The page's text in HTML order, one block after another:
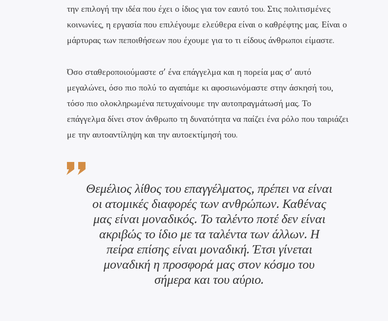
την επιλογή την ιδέα που έχει ο ίδιος για τον εαυτό του. Στις πολιτισμένες
κοινωνίες, η εργασία που επιλέγουμε ελεύθερα είναι ο καθρέφτης μας. Είναι ο
μάρτυρας των πεποιθήσεων που έχουμε για το τι είδους άνθρωποι είμαστε.
Όσο σταθεροποιούμαστε σ' ένα επάγγελμα και η πορεία μας σ' αυτό
μεγαλώνει, όσο πιο πολύ το αγαπάμε κι αφοσιωνόμαστε στην άσκησή του,
τόσο πιο ολοκληρωμένα πετυχαίνουμε την αυτοπραγμάτωσή μας. Το
επάγγελμα δίνει στον άνθρωπο τη δυνατότητα να παίζει ένα ρόλο που ταιριάζει
με την αυτοαντίληψη και την αυτοεκτίμησή του.
Θεμέλιος λίθος του επαγγέλματος, πρέπει να είναι
οι ατομικές διαφορές των ανθρώπων. Καθένας
μας είναι μοναδικός. Το ταλέντο ποτέ δεν είναι
ακριβώς το ίδιο με τα ταλέντα των άλλων. Η
πείρα επίσης είναι μοναδική. Έτσι γίνεται
μοναδική η προσφορά μας στον κόσμο του
σήμερα και του αύριο.